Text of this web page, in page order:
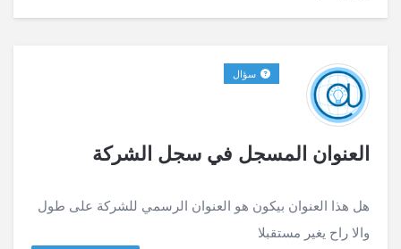
العنوان المسجل في سجل الشركة
سؤال
هل هذا العنوان بيكون هو العنوان الرسمي للشركة على طول
والا راح يغير مستقبلا